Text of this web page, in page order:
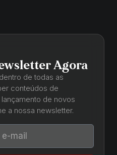
Agora
de todas as
conteúdos de
de novos
a nossa newsletter.